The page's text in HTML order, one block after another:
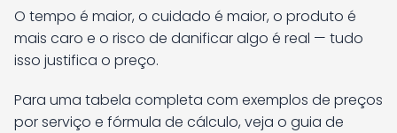
O tempo é maior, o cuidado é maior, o produto é
mais caro e o risco de danificar algo é real — tudo
isso justifica o preço.
Para uma tabela completa com exemplos de preços
por serviço e fórmula de cálculo, veja o guia de